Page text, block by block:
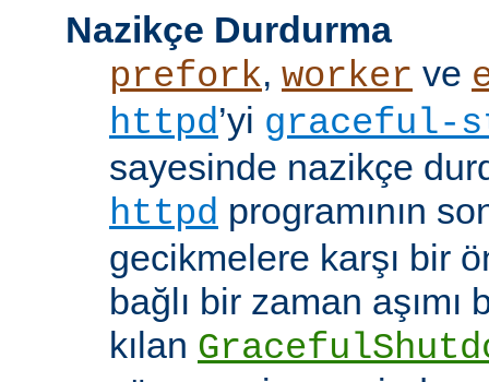
Nazikçe Durdurma
prefork, worker ve
httpd’yi graceful-
sayesinde nazikçe
httpd programının
gecikmelere karşı bir
bağlı bir zaman
kılan